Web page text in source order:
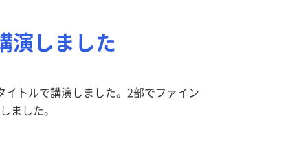
演しました
トルで講演しました。2部でファイン
ました。